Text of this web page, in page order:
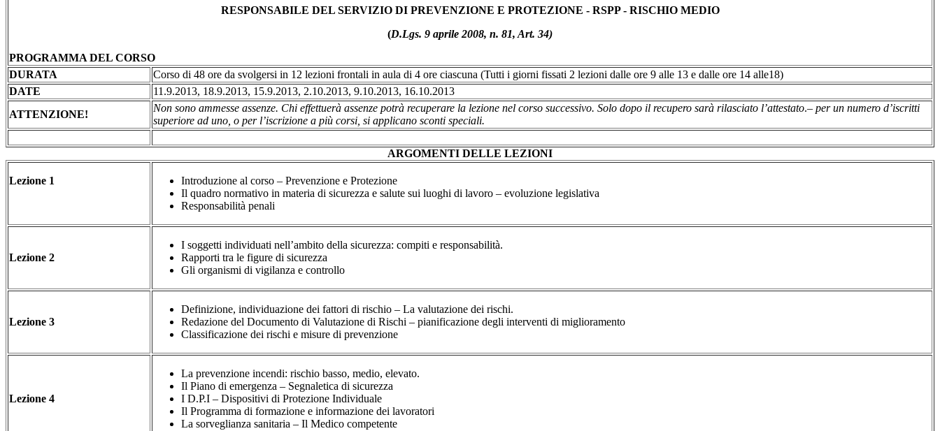
RESPONSABILE DEL SERVIZIO DI PREVENZIONE E PROTEZIONE - RSPP - RISCHIO MEDIO
(D.Lgs. 9 aprile 2008, n. 81, Art. 34)
PROGRAMMA DEL CORSO
DURATA
Corso di 48 ore da svolgersi in 12 lezioni frontali in aula di 4 ore ciascuna (Tutti i giorni fissati 2 lezioni dalle ore 9 alle 13 e dalle ore 14 alle18)
DATE
11.9.2013, 18.9.2013, 15.9.2013, 2.10.2013, 9.10.2013, 16.10.2013
ATTENZIONE!
Non sono ammesse assenze. Chi effettuerà assenze potrà recuperare la lezione nel corso successivo. Solo dopo il recupero sarà rilasciato l’attestato.– per un numero d’iscritti
superiore ad uno, o per l’iscrizione a più corsi, si applicano sconti speciali.
ARGOMENTI DELLE LEZIONI
Lezione 1
Introduzione al corso – Prevenzione e Protezione
Il quadro normativo in materia di sicurezza e salute sui luoghi di lavoro – evoluzione legislativa
Responsabilità penali
Lezione 2
I soggetti individuati nell’ambito della sicurezza: compiti e responsabilità.
Rapporti tra le figure di sicurezza
Gli organismi di vigilanza e controllo
Lezione 3
Definizione, individuazione dei fattori di rischio – La valutazione dei rischi.
Redazione del Documento di Valutazione di Rischi – pianificazione degli interventi di miglioramento
Classificazione dei rischi e misure di prevenzione
Lezione 4
La prevenzione incendi: rischio basso, medio, elevato.
Il Piano di emergenza – Segnaletica di sicurezza
I D.P.I – Dispositivi di Protezione Individuale
Il Programma di formazione e informazione dei lavoratori
La sorveglianza sanitaria – Il Medico competente